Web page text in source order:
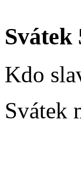
Svátek
Kdo
Svátek